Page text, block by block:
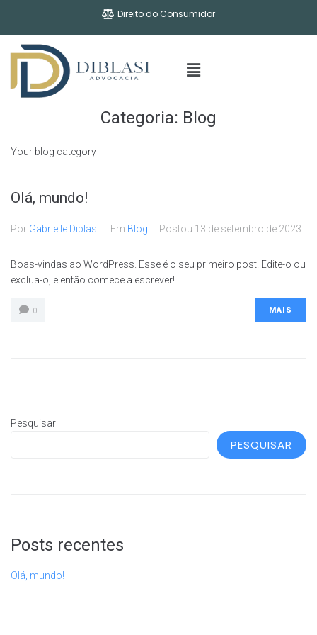
Direito do Consumidor
Categoria: Blog
Your blog category
Olá, mundo!
Por Gabrielle Diblasi Em Blog Postou 13 de setembro de 2023
Boas-vindas ao WordPress. Esse é o seu primeiro post. Edite-o ou
exclua-o, e então comece a escrever!
0 MAIS
Pesquisar
PESQUISAR
Posts recentes
Olá, mundo!